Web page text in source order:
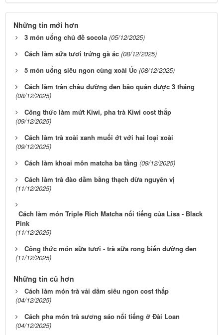
Những tin mới hơn
3 món uống chủ đề socola (05/12/2025)
Cách làm sữa tươi trứng gà ác (08/12/2025)
5 món uống siêu ngon cùng xoài Úc (08/12/2025)
Cách làm trân châu đường đen bảo quản được 3 tháng
(08/12/2025)
Công thức làm mứt Kiwi, pha trà Kiwi cost thấp
(09/12/2025)
Cách làm trà xoài xanh muối ớt với hai loại xoài
(09/12/2025)
Cách làm khoai môn matcha ba tầng (09/12/2025)
Cách làm trà đào dầm bằng thạch dừa nguyên vị
(11/12/2025)
Cách làm món Triple Rich Matcha nổi tiếng của Lisa - Black
Pink
(11/12/2025)
Công thức món sữa tươi - trà sữa rong biển đường đen
(11/12/2025)
Những tin cũ hơn
Cách làm món trà vải dầm siêu ngon cost thấp
(04/12/2025)
Cách pha món trà sương sáo nổi tiếng ở Đài Loan
(04/12/2025)